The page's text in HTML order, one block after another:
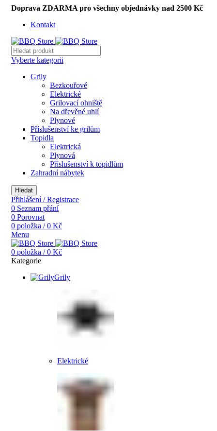
Doprava ZDARMA pro všechny objednávky nad 2500 Kč
Kontakt
Vyberte kategorii
Grily
Bezkouřové
Elektrické
Grilovací ohniště
Na dřevěné uhlí
Plynové
Příslušenství ke grilům
Topidla
Elektrická
Plynová
Příslušenství k topidlům
Zahradní nábytek
Hledat
Přihlášení / Registrace
0 Seznam přání
0 Porovnat
0 položka / 0 Kč
Menu
0 položka / 0 Kč
Kategorie
Grily
Elektrické